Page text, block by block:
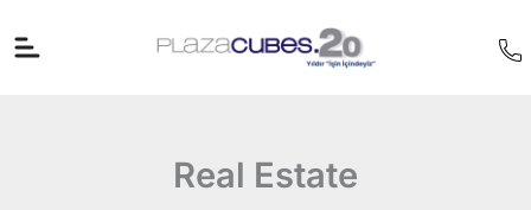
atla
Real Estate